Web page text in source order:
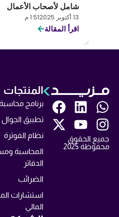
شامل لأصحاب الأعمال
13 أكتوبر 2025 1:51 م
اقرأ المقالة
جميع الحقوق
محفوظة 2025
المنتجات
برنامج محاسبة
تطبيق الجوال
نظام الفوترة
المحاسبة
الدفاتر
الضرائب
استشارات
المالي